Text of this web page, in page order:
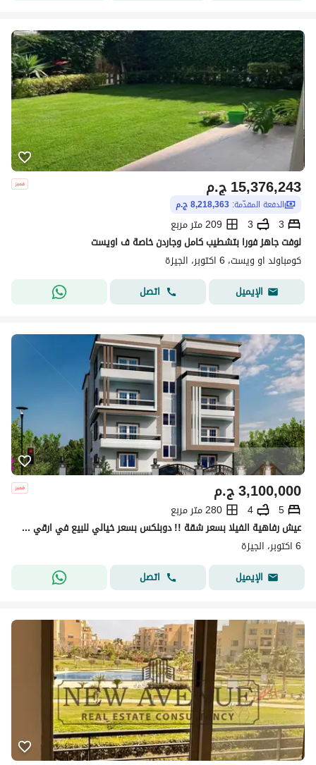
ج.م15,376,243
الدفعة المقدّمة: 8,218,363 ج.م
3
3
209 متر مربع
لوفت جاهز فورا بتشطيب كامل وجاردن خاصة ف اويست
كومباوند او ويست، 6 اكتوبر، الجيزة
الإيميل
اتصل
ج.م3,100,000
5
4
280 متر مربع
عيش رفاهية الفيلا بسعر شقة !! دوبلكس بسعر خيالي للبيع في ارقي احياء (6 أكتوبر )
6 اكتوبر، الجيزة
الإيميل
اتصل